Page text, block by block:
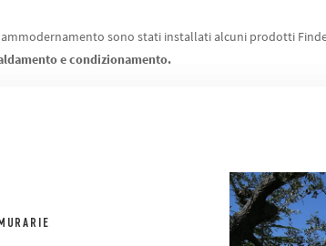
sono stati installati alcuni prodotti
e condizionamento.